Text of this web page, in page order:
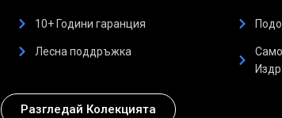
10+ Години гаранция
Лесна поддръжка
Разгледай Колекцията